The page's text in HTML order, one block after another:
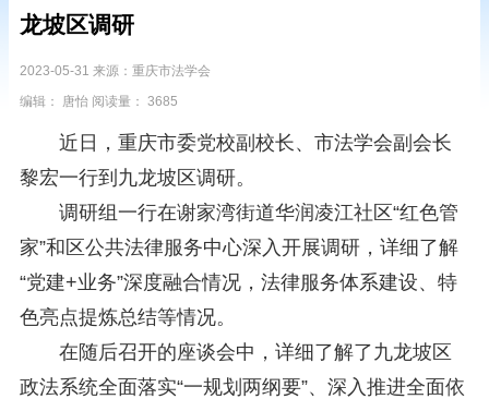
征稿启事
会议预告 | 中国法学会法学期刊研究会2025年年会将在重庆召开 2025-03-12
关于研究阐释党的二十届四中全会和中央全面依法治国工作会议精神专项课题申报工作的通知 2025-12-07
第七届“中国—东盟法治论坛”11月20日至22日在渝举办2025-11-18
重庆市法学会数字法学研究会学术年会拟于11月14日召开 2025-10-28
关于学习运用普法专栏节目《说法》的通知 2025-09-08
第二十届西部法治论坛暨法治宁夏论坛拟获奖论文公示 2025-09-07
龙坡区调研
2023-05-31 来源：重庆市法学会
编辑： 唐怡 阅读量： 3685
近日，重庆市委党校副校长、市法学会副会长
黎宏一行到九龙坡区调研。
调研组一行在谢家湾街道华润凌江社区“红色管
家”和区公共法律服务中心深入开展调研，详细了解
“党建+业务”深度融合情况，法律服务体系建设、特
色亮点提炼总结等情况。
在随后召开的座谈会中，详细了解了九龙坡区
政法系统全面落实“一规划两纲要”、深入推进全面依